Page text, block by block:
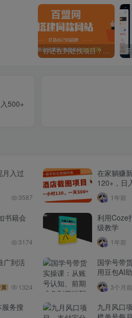
你还在到处找项目？还在当韭菜？我靠卖项目一个月收入5万+，曾经我也是个失败者。
500+
月入过
3587
在家躺赚
120+，日
1年前
书籍会
3174
利用Coze
级教学
1年前
广到活
1324
国学号带
用豆包AI
3个月前
务搜
九月风口